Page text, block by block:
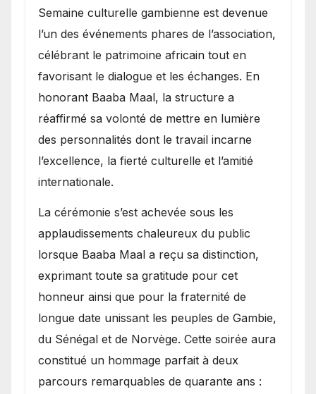
Semaine culturelle gambienne est devenue
l’un des événements phares de l’association,
célébrant le patrimoine africain tout en
favorisant le dialogue et les échanges. En
honorant Baaba Maal, la structure a
réaffirmé sa volonté de mettre en lumière
des personnalités dont le travail incarne
l’excellence, la fierté culturelle et l’amitié
internationale.
​La cérémonie s’est achevée sous les
applaudissements chaleureux du public
lorsque Baaba Maal a reçu sa distinction,
exprimant toute sa gratitude pour cet
honneur ainsi que pour la fraternité de
longue date unissant les peuples de Gambie,
du Sénégal et de Norvège. Cette soirée aura
constitué un hommage parfait à deux
parcours remarquables de quarante ans :